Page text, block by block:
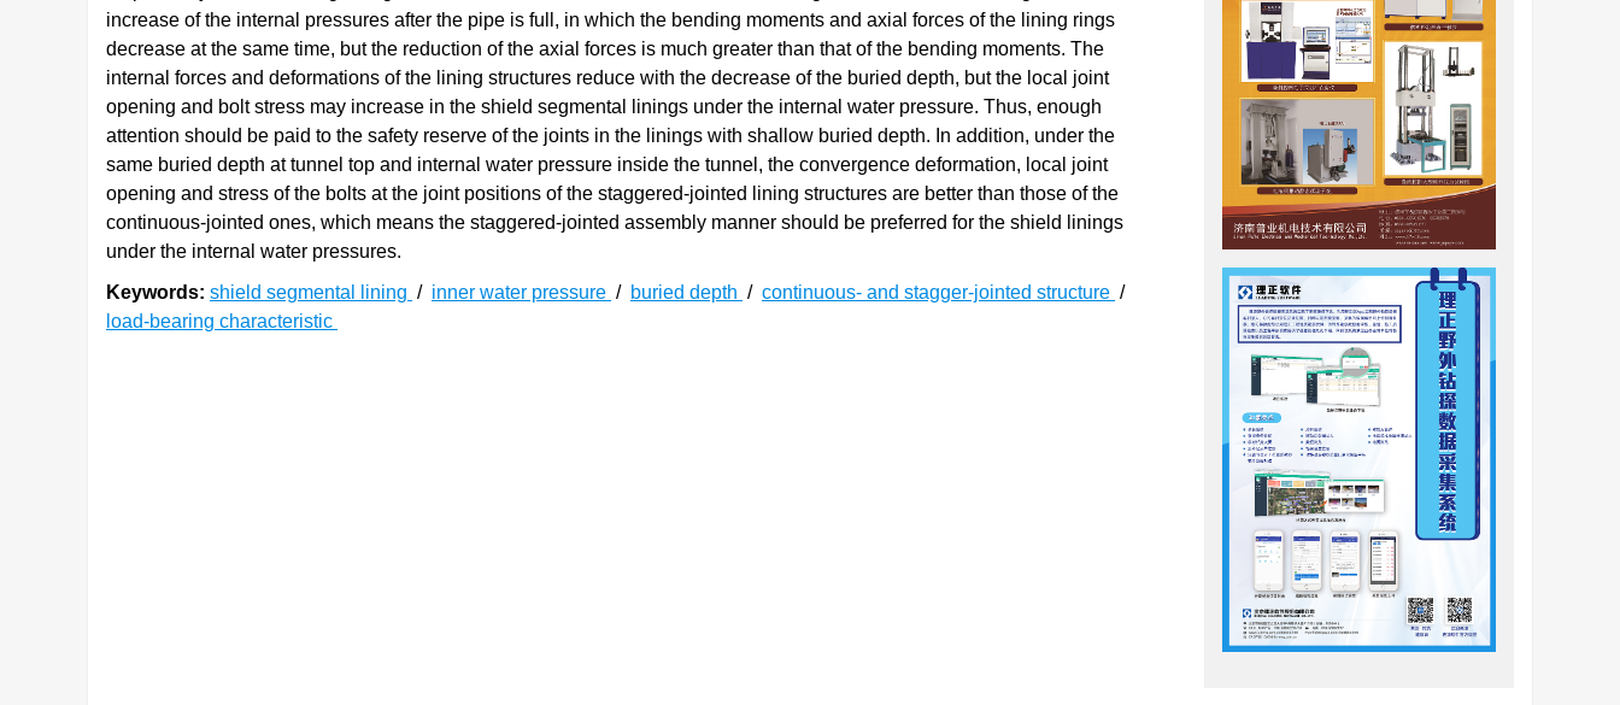
increase of the internal pressures after the pipe is full, in which the bending moments and axial forces of the lining rings
decrease at the same time, but the reduction of the axial forces is much greater than that of the bending moments. The
internal forces and deformations of the lining structures reduce with the decrease of the buried depth, but the local joint
opening and bolt stress may increase in the shield segmental linings under the internal water pressure. Thus, enough
attention should be paid to the safety reserve of the joints in the linings with shallow buried depth. In addition, under the
same buried depth at tunnel top and internal water pressure inside the tunnel, the convergence deformation, local joint
opening and stress of the bolts at the joint positions of the staggered-jointed lining structures are better than those of the
continuous-jointed ones, which means the staggered-jointed assembly manner should be preferred for the shield linings
under the internal water pressures.
Keywords: shield segmental lining / inner water pressure / buried depth / continuous- and stagger-jointed structure /
load-bearing characteristic